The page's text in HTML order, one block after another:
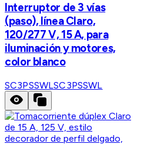
Interruptor de 3 vías
(paso), línea Claro,
120/277 V, 15 A, para
iluminación y motores,
color blanco
SC3PSSWLSC3PSSWL